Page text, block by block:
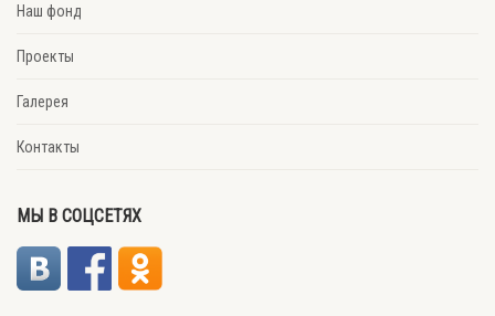
Наш фонд
Проекты
Галерея
Контакты
МЫ В СОЦСЕТЯХ